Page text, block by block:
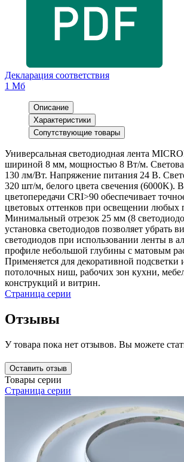
Декларация соответствия
1 Мб
Описание
Характеристики
Сопутствующие товары
Универсальная светодиодная лента
шириной 8 мм, мощностью 8 Вт/м.
130 лм/Вт. Напряжение питания 24 В.
320 шт/м, белого цвета свечения (6000K).
цветопередачи CRI>90 обеспечивает
цветовых оттенков при освещении любых
Минимальный отрезок 25 мм (8
установка светодиодов позволяет убрать
светодиодов при использовании ленты в
профиле небольшой глубины с матовым
Применяется для декоративной подсветки
потолочных ниш, рабочих зон кухни,
конструкций и витрин.
Страница серии
Отзывы
У товара пока нет отзывов. Вы можете
Оставить отзыв
Товары серии
Страница серии